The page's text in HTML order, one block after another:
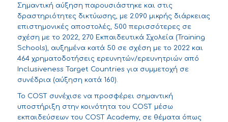
Σημαντική αύξηση παρουσιάστηκε και στις
δραστηριότητες δικτύωσης, με 2.090 μικρής διάρκειας
επιστημονικές αποστολές, 500 περισσότερες σε
σχέση με το 2022, 270 Εκπαιδευτικά Σχολεία (Training
Schools), αυξημένα κατά 50 σε σχέση με το 2022 και
464 χρηματοδοτήσεις ερευνητών/ερευνητριών από
Inclusiveness Target Countries για συμμετοχή σε
συνέδρια (αύξηση κατά 160).
Το COST συνέχισε να προσφέρει σημαντική
υποστήριξη στην κοινότητα του COST μέσω
εκπαιδεύσεων του COST Academy, σε θέματα όπως